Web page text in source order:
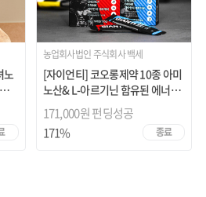
노
농업회사법인 주식회사 백세
[자이언티] 코오롱제약 10종 아미
노산& L-아르기닌 함유된 에너지
드링크
171,000원 펀딩성공
종료
171%